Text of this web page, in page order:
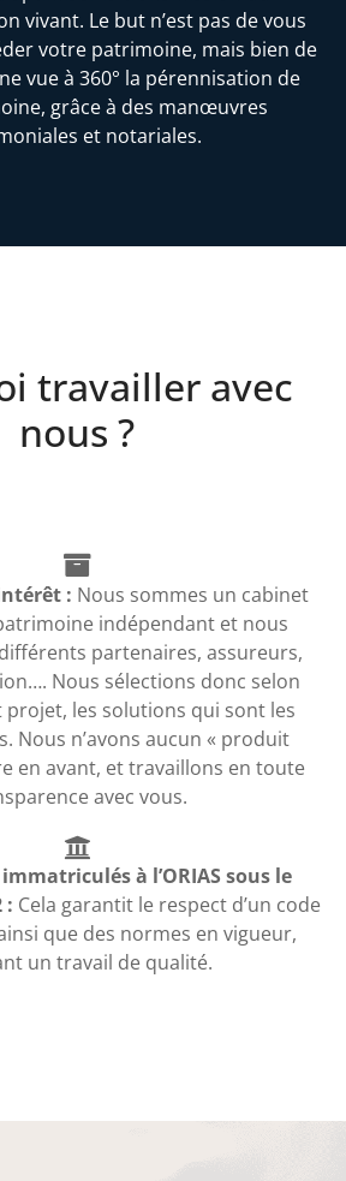
vivant. Le but n’est pas de vous
votre patrimoine, mais bien de
vue à 360° la pérennisation de
grâce à des manœuvres
et notariales.
travailler avec
nous ?
: Nous sommes un cabinet
indépendant et nous
partenaires, assureurs,
Nous sélections donc selon
les solutions qui sont les
Nous n’avons aucun « produit
en avant, et travaillons en toute
avec vous.
à l’ORIAS sous le
: Cela garantit le respect d’un code
que des normes en vigueur,
un travail de qualité.